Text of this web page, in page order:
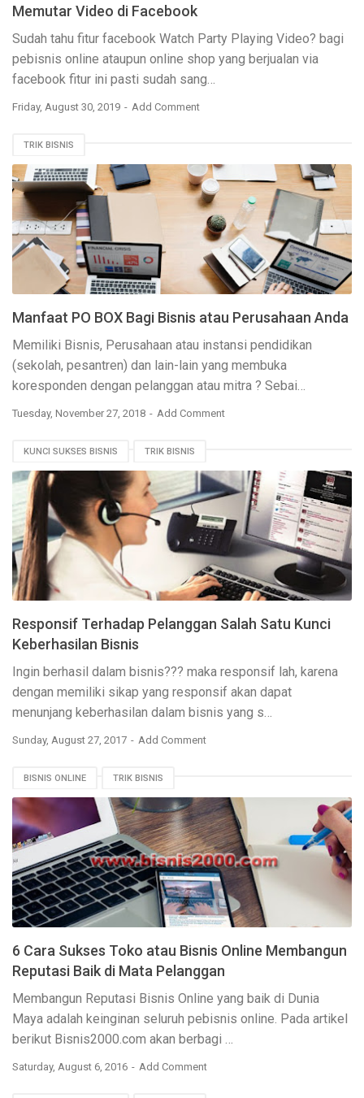
Memutar Video di Facebook
Sudah tahu fitur facebook Watch Party Playing Video? bagi
pebisnis online ataupun online shop yang berjualan via
facebook fitur ini pasti sudah sang…
Friday, August 30, 2019 Add Comment
TRIK BISNIS
Manfaat PO BOX Bagi Bisnis atau Perusahaan Anda
Memiliki Bisnis, Perusahaan atau instansi pendidikan
(sekolah, pesantren) dan lain-lain yang membuka
koresponden dengan pelanggan atau mitra ? Sebai…
Tuesday, November 27, 2018 Add Comment
KUNCI SUKSES BISNIS TRIK BISNIS
Responsif Terhadap Pelanggan Salah Satu Kunci
Keberhasilan Bisnis
Ingin berhasil dalam bisnis??? maka responsif lah, karena
dengan memiliki sikap yang responsif akan dapat
menunjang keberhasilan dalam bisnis yang s…
Sunday, August 27, 2017 Add Comment
BISNIS ONLINE TRIK BISNIS
6 Cara Sukses Toko atau Bisnis Online Membangun
Reputasi Baik di Mata Pelanggan
Membangun Reputasi Bisnis Online yang baik di Dunia
Maya adalah keinginan seluruh pebisnis online. Pada artikel
berikut Bisnis2000.com akan berbagi …
Saturday, August 6, 2016 Add Comment